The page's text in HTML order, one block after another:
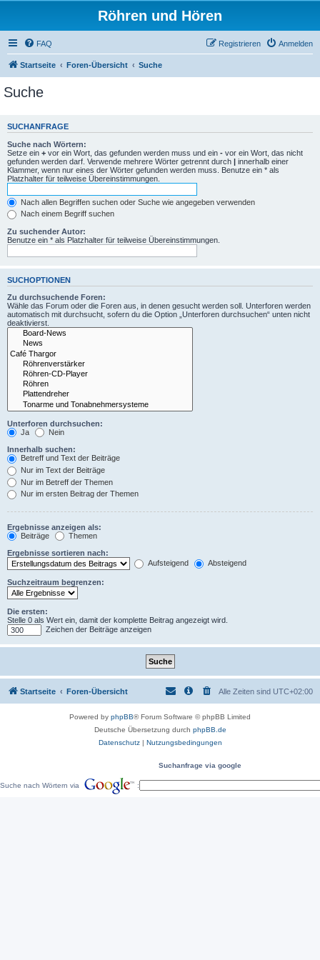
Röhren und Hören
FAQ Anmelden
Registrieren
Startseite Foren-Übersicht Suche
Suche
SUCHANFRAGE
Suche nach Wörtern:
Setze ein + vor ein Wort, das gefunden werden muss und ein - vor ein Wort, das nicht
gefunden werden darf. Verwende mehrere Wörter getrennt durch | innerhalb einer
Klammer, wenn nur eines der Wörter gefunden werden muss. Benutze ein * als
Platzhalter für teilweise Übereinstimmungen.
Nach allen Begriffen suchen oder Suche wie angegeben verwenden
Nach einem Begriff suchen
Zu suchender Autor:
Benutze ein * als Platzhalter für teilweise Übereinstimmungen.
SUCHOPTIONEN
Zu durchsuchende Foren:
Wähle das Forum oder die Foren aus, in denen gesucht werden soll. Unterforen werden
automatisch mit durchsucht, sofern du die Option „Unterforen durchsuchen“ unten nicht
deaktivierst.
Unterforen durchsuchen:
Ja
Nein
Innerhalb suchen:
Betreff und Text der Beiträge
Nur im Text der Beiträge
Nur im Betreff der Themen
Nur im ersten Beitrag der Themen
Ergebnisse anzeigen als:
Beiträge
Themen
Ergebnisse sortieren nach:
Aufsteigend
Absteigend
Suchzeitraum begrenzen:
Die ersten:
Stelle 0 als Wert ein, damit der komplette Beitrag angezeigt wird.
Zeichen der Beiträge anzeigen
Startseite Foren-Übersicht Alle Zeiten sind UTC+02:00
Powered by phpBB® Forum Software © phpBB Limited
Deutsche Übersetzung durch phpBB.de
Datenschutz| Nutzungsbedingungen
Suchanfrage via google
Suche nach Wörtern via :